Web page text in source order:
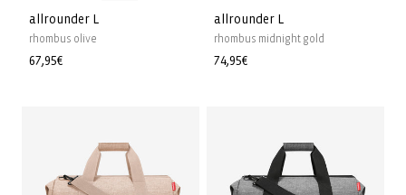
allrounder L
rhombus olive
Prix
67,95€
allrounder L
rhombus midnight gold
Prix
74,95€